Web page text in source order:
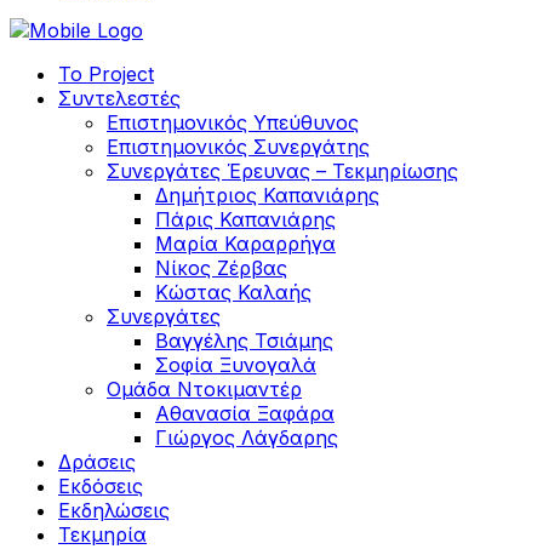
Το Project
Συντελεστές
Επιστημονικός Υπεύθυνος
Επιστημονικός Συνεργάτης
Συνεργάτες Έρευνας – Τεκμηρίωσης
Δημήτριος Καπανιάρης
Πάρις Καπανιάρης
Μαρία Καραρρήγα
Νίκος Ζέρβας
Κώστας Καλαής
Συνεργάτες
Βαγγέλης Τσιάμης
Σοφία Ξυνογαλά
Ομάδα Ντοκιμαντέρ
Αθανασία Ξαφάρα
Γιώργος Λάγδαρης
Δράσεις
Εκδόσεις
Εκδηλώσεις
Τεκμηρία